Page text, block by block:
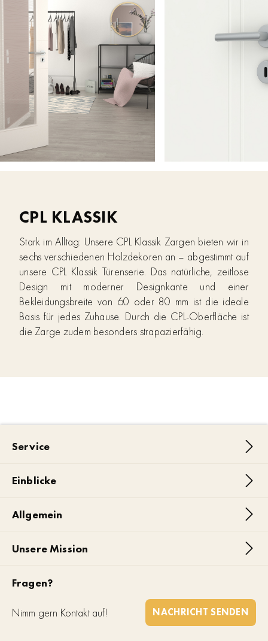
CPL KLASSIK
Stark im Alltag: Unsere CPL Klassik Zargen bieten wir in
sechs verschiedenen Holzdekoren an – abgestimmt auf
unsere CPL Klassik Türenserie. Das natürliche, zeitlose
Design mit moderner Designkante und einer
Bekleidungsbreite von 60 oder 80 mm ist die ideale
Basis für jedes Zuhause. Durch die CPL-Oberfläche ist
die Zarge zudem besonders strapazierfähig.
Service
Einblicke
Allgemein
Unsere Mission
Fragen?
Nimm gern Kontakt auf! NACHRICHT SENDEN